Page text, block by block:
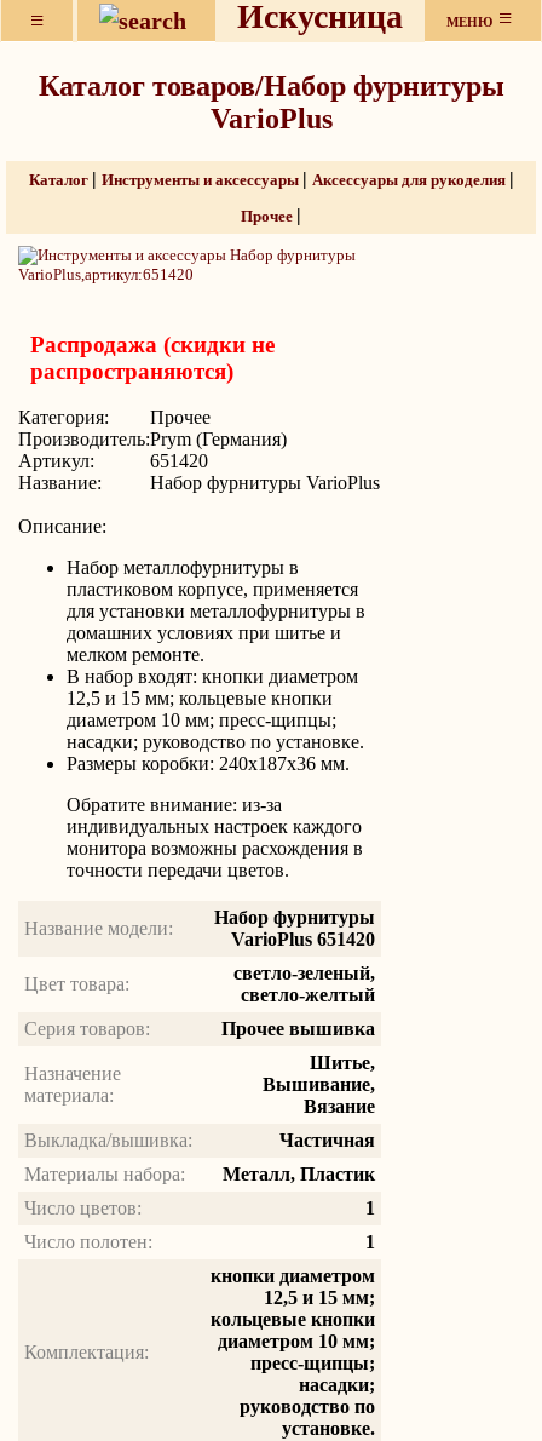
≡ Искусница МЕНЮ ≡
Каталог товаров/Набор фурнитуры
VarioPlus
Каталог | Инструменты и аксессуары | Аксессуары для рукоделия |
Прочее |
Распродажа (скидки не
распространяются)
Категория:
Прочее
Производитель:Prym (Германия)
Артикул:
651420
Название:
Набор фурнитуры VarioPlus
Описание:
Набор металлофурнитуры в
пластиковом корпусе, применяется
для установки металлофурнитуры в
домашних условиях при шитье и
мелком ремонте.
В набор входят: кнопки диаметром
12,5 и 15 мм; кольцевые кнопки
диаметром 10 мм; пресс-щипцы;
насадки; руководство по установке.
Размеры коробки: 240х187х36 мм.
Обратите внимание: из-за
индивидуальных настроек каждого
монитора возможны расхождения в
точности передачи цветов.
Название модели:
Набор фурнитуры
VarioPlus 651420
Цвет товара:
светло-зеленый,
светло-желтый
Серия товаров:
Прочее вышивка
Назначение
материала:
Шитье,
Вышивание,
Вязание
Выкладка/вышивка:
Частичная
Материалы набора:
Металл, Пластик
Число цветов:
1
Число полотен:
1
Комплектация:
кнопки диаметром
12,5 и 15 мм;
кольцевые кнопки
диаметром 10 мм;
пресс-щипцы;
насадки;
руководство по
установке.